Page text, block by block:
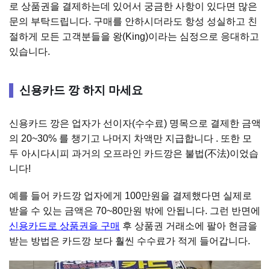
로 상품권을 결제하는데 있어서 궁금한 사항이 있다면 많은
문의 부탁드립니다. 구매를 안하시더라도 항성 성실하고 친
절하게 모든 고객분들을 왕(King)이라는 심정으로 응대하고
있습니다.
신용카드 깡 하지 마세요
신용카드 깡은 업자가 선이자(수수료) 명목으로 결제한 금액
의 20~30% 를 챙기고 나머지 차액만 지급합니다 . 또한 모
두 아시다시피 과거의 오프라인 카드깡은 불법(不法)이었습
니다!
예를 들어 카드깡 업자에게 100만원을 결제했다면 실제로
받을 수 있는 금액은 70~80만원 밖에 안됩니다. 그런 반면에
신용카드로 상품권을 구매 후 상품권 거래소에 팔아 현금을
받는 방법은 카드깡 보다 훨씬 수수료가 적게 들어갑니다.